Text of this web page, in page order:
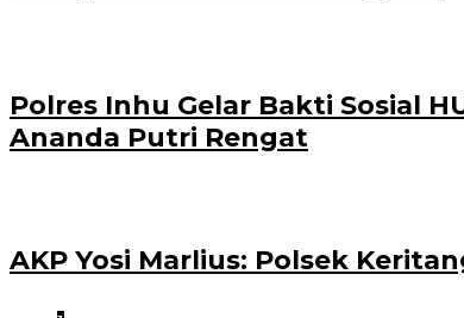
Polres Inhu Gelar Bakti Sosial
Ananda Putri Rengat
AKP Yosi Marlius: Polsek